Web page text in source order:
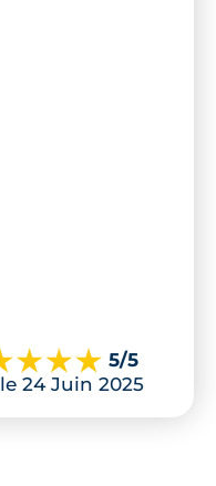
5/5
le 24 Juin 2025